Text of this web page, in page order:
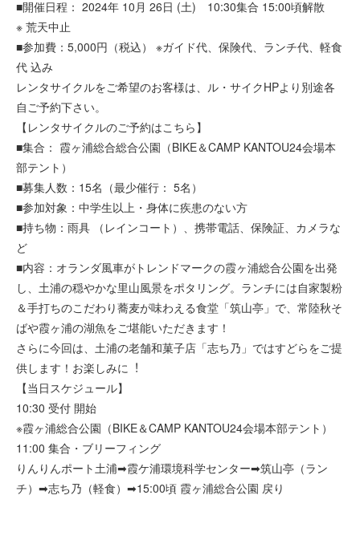
■開催日程： 2024年 10月 26日 (土) 10:30集合 15:00頃解散
※ 荒天中止
■参加費：5,000円（税込） ※ガイド代、保険代、ランチ代、軽食
代 込み
レンタサイクルをご希望のお客様は、ル・サイクHPより別途各
自ご予約下さい。
【レンタサイクルのご予約はこちら】
■集合： 霞ヶ浦総合総合公園（BIKE＆CAMP KANTOU24会場本
部テント）
■募集人数：15名（最少催行： 5名）
■参加対象：中学生以上・身体に疾患のない方
■持ち物：雨具 （レインコート）、携帯電話、保険証、カメラな
ど
■内容：オランダ風車がトレンドマークの霞ヶ浦総合公園を出発
し、⼟浦の穏やかな⾥⼭⾵景をポタリング。ランチには自家製粉
＆手打ちのこだわり蕎麦が味わえる食堂「筑山亭」で、常陸秋そ
ばや霞ヶ浦の湖魚をご堪能いただきます！
さらに今回は、土浦の老舗和菓子店「志ち乃」ではすどらをご提
供します！お楽しみに︕
【当日スケジュール】
10:30 受付 開始
※霞ヶ浦総合公園（BIKE＆CAMP KANTOU24会場本部テント）
11:00 集合・ブリーフィング
りんりんポート土浦➡霞ケ浦環境科学センター➡筑山亭（ラン
チ）➡志ち乃（軽食）➡15:00頃 霞ヶ浦総合公園 戻り